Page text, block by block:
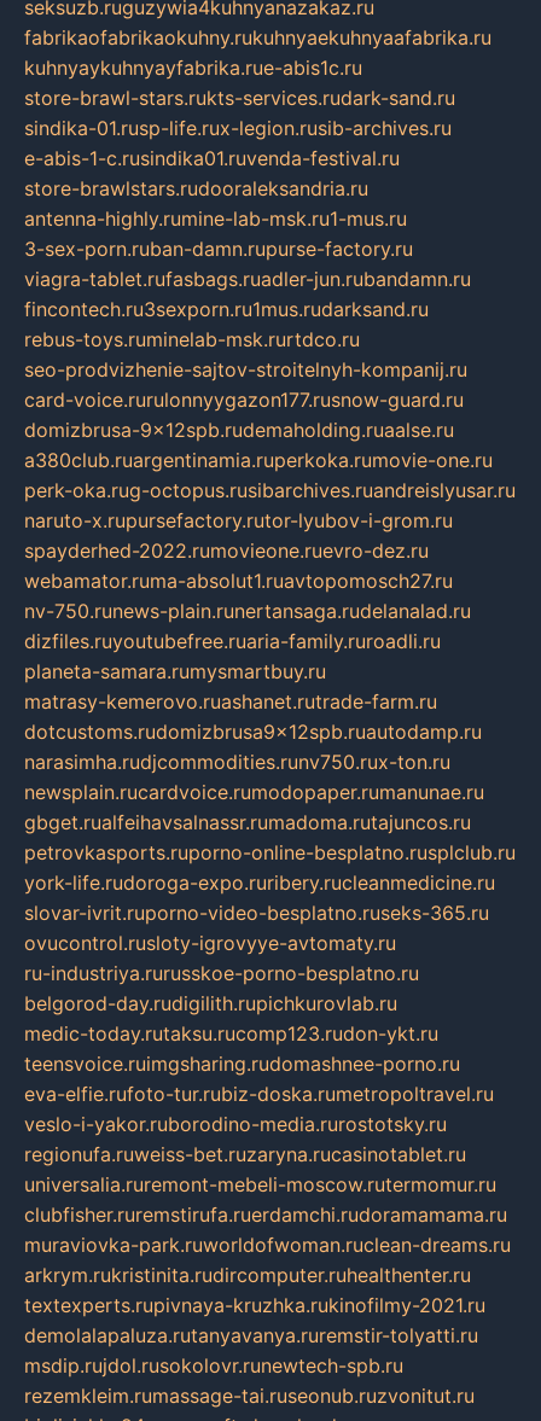
seksuzb.ruguzywia4kuhnyanazakaz.ru
fabrikaofabrikaokuhny.rukuhnyaekuhnyaafabrika.ru
kuhnyaykuhnyayfabrika.rue-abis1c.ru
store-brawl-stars.rukts-services.rudark-sand.ru
sindika-01.rusp-life.rux-legion.rusib-archives.ru
e-abis-1-c.rusindika01.ruvenda-festival.ru
store-brawlstars.rudooraleksandria.ru
antenna-highly.rumine-lab-msk.ru1-mus.ru
3-sex-porn.ruban-damn.rupurse-factory.ru
viagra-tablet.rufasbags.ruadler-jun.rubandamn.ru
fincontech.ru3sexporn.ru1mus.rudarksand.ru
rebus-toys.ruminelab-msk.rurtdco.ru
seo-prodvizhenie-sajtov-stroitelnyh-kompanij.ru
card-voice.rurulonnyygazon177.rusnow-guard.ru
domizbrusa-9x12spb.rudemaholding.ruaalse.ru
a380club.ruargentinamia.ruperkoka.rumovie-one.ru
perk-oka.rug-octopus.rusibarchives.ruandreislyusar.ru
naruto-x.rupursefactory.rutor-lyubov-i-grom.ru
spayderhed-2022.rumovieone.ruevro-dez.ru
webamator.ruma-absolut1.ruavtopomosch27.ru
nv-750.runews-plain.runertansaga.rudelanalad.ru
dizfiles.ruyoutubefree.ruaria-family.ruroadli.ru
planeta-samara.rumysmartbuy.ru
matrasy-kemerovo.ruashanet.rutrade-farm.ru
dotcustoms.rudomizbrusa9x12spb.ruautodamp.ru
narasimha.rudjcommodities.runv750.rux-ton.ru
newsplain.rucardvoice.rumodopaper.rumanunae.ru
gbget.rualfeihavsalnassr.rumadoma.rutajuncos.ru
petrovkasports.ruporno-online-besplatno.rusplclub.ru
york-life.rudoroga-expo.ruribery.rucleanmedicine.ru
slovar-ivrit.ruporno-video-besplatno.ruseks-365.ru
ovucontrol.rusloty-igrovyye-avtomaty.ru
ru-industriya.rurusskoe-porno-besplatno.ru
belgorod-day.rudigilith.rupichkurovlab.ru
medic-today.rutaksu.rucomp123.rudon-ykt.ru
teensvoice.ruimgsharing.rudomashnee-porno.ru
eva-elfie.rufoto-tur.rubiz-doska.rumetropoltravel.ru
veslo-i-yakor.ruborodino-media.rurostotsky.ru
regionufa.ruweiss-bet.ruzaryna.rucasinotablet.ru
universalia.ruremont-mebeli-moscow.rutermomur.ru
clubfisher.ruremstirufa.ruerdamchi.rudoramamama.ru
muraviovka-park.ruworldofwoman.ruclean-dreams.ru
arkrym.rukristinita.rudircomputer.ruhealthenter.ru
textexperts.rupivnaya-kruzhka.rukinofilmy-2021.ru
demolalapaluza.rutanyavanya.ruremstir-tolyatti.ru
msdip.rujdol.rusokolovr.runewtech-spb.ru
rezemkleim.rumassage-tai.ruseonub.ruzvonitut.ru